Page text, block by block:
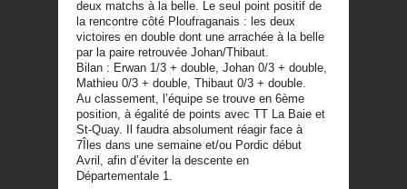
deux matchs à la belle. Le seul point positif de
la rencontre côté Ploufraganais : les deux
victoires en double dont une arrachée à la belle
par la paire retrouvée Johan/Thibaut.
Bilan : Erwan 1/3 + double, Johan 0/3 + double,
Mathieu 0/3 + double, Thibaut 0/3 + double.
Au classement, l’équipe se trouve en 6ème
position, à égalité de points avec TT La Baie et
St-Quay. Il faudra absolument réagir face à
7Îles dans une semaine et/ou Pordic début
Avril, afin d’éviter la descente en
Départementale 1.